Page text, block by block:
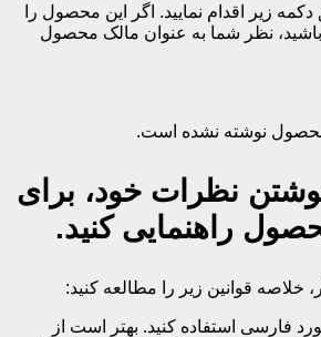
زیر اقدام نمایید. اگر این محصول را
باشید، نظر شما به عنوان مالک محصول
محصول نوشته نشده است.
نظرات خود، برای
راهنمایی کنید.
خلاصه قوانین زیر را مطالعه کنید:
فارسی استفاده کنید. بهتر است از